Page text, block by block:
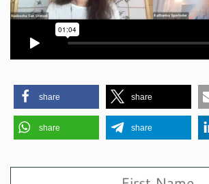
share share
share share